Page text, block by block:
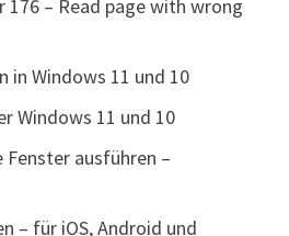
176 – Read page with wrong
in Windows 11 und 10
Windows 11 und 10
Fenster ausführen –
– für iOS, Android und